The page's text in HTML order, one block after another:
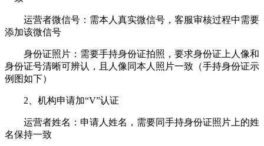
运营者微信号：需本人真实微信号，客服审核过程中需要
添加该微信号
身份证照片：需要手持身份证拍照，要求身份证上人像和
身份证号清晰可辨认，且人像同本人照片一致（手持身份证示
例图如下）
2、机构申请加“V”认证
运营者姓名：申请人姓名，需要同手持身份证照片上的姓
名保持一致